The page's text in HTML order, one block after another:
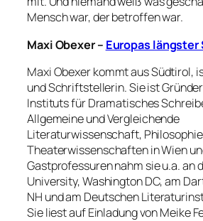
Mensch war, der betroffen war.
Maxi Obexer – Europas längster
Maxi Obexer kommt aus Südtirol,
und Schriftstellerin. Sie ist
Instituts für Dramatisches
Allgemeine und Vergleichende
Literaturwissenschaft,
Theaterwissenschaften in Wien
Gastprofessuren nahm sie u.a. an
University, Washington DC, am
NH und am Deutschen
Sie liest auf Einladung von Meike